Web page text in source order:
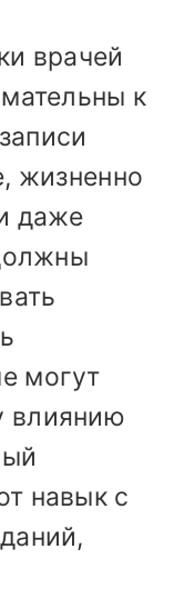
врачей
к
жизненно
даже
могут
влиянию
навык с